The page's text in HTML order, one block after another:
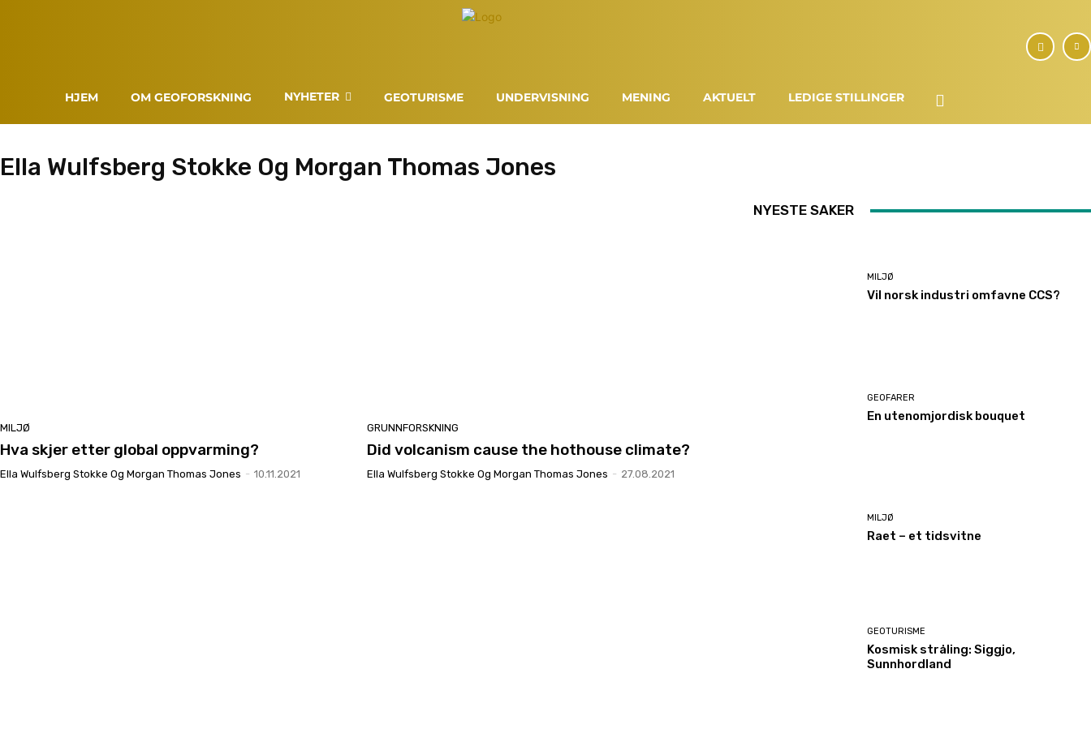
HJEM OM GEOFORSKNING NYHETER GEOTURISME UNDERVISNING MENING AKTUELT LEDIGE STILLINGER
Ella Wulfsberg Stokke Og Morgan Thomas Jones
MILJØ
Hva skjer etter global oppvarming?
Ella Wulfsberg Stokke Og Morgan Thomas Jones - 10.11.2021
GRUNNFORSKNING
Did volcanism cause the hothouse climate?
Ella Wulfsberg Stokke Og Morgan Thomas Jones - 27.08.2021
NYESTE SAKER
MILJØ
Vil norsk industri omfavne CCS?
GEOFARER
En utenomjordisk bouquet
MILJØ
Raet – et tidsvitne
GEOTURISME
Kosmisk stråling: Siggjo,
Sunnhordland